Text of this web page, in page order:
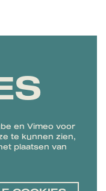
en Vimeo voor
te kunnen zien,
plaatsen van